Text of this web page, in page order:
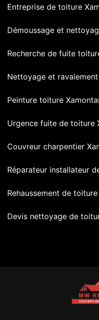
Entreprise de toiture
Démoussage et
Recherche de fuite
Nettoyage et
Peinture toiture
Urgence fuite de toiture
Couvreur charpentier
Réparateur installateur
Rehaussement de
Devis nettoyage de